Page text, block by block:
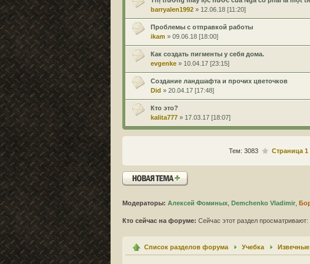
barryalen1992 » 12.06.18 [11:20]
Проблемы с отправкой работы
ikam » 09.06.18 [18:00]
Как создать пигменты у себя дома.
evgenke » 10.04.17 [23:15]
Создание ландшафта и прочих цветочков
Did » 20.04.17 [17:48]
Кто это?
kalita777 » 17.03.17 [18:07]
Тем: 3083 Страница 1
Новая тема
Модераторы: Алексей Фоминых Demchenko Vladimir
Кто сейчас на форуме: Сейчас этот раздел просматривают:
Список разделов форума Учебка